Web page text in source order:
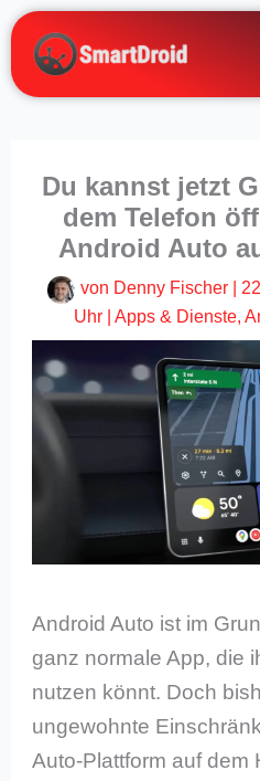
Zum
Inhalt
springen
Du kannst jetzt
dem Telefon
Android Auto
von Denny Fischer
Uhr
Apps & Dienste,
Android Auto ist im
ganz normale App, die
nutzen könnt. Doch
ungewohnte
Auto-Plattform auf dem